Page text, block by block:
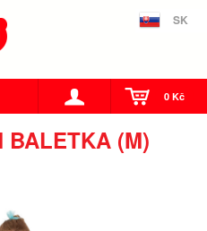
SK
0 Kč
BALETKA (M)